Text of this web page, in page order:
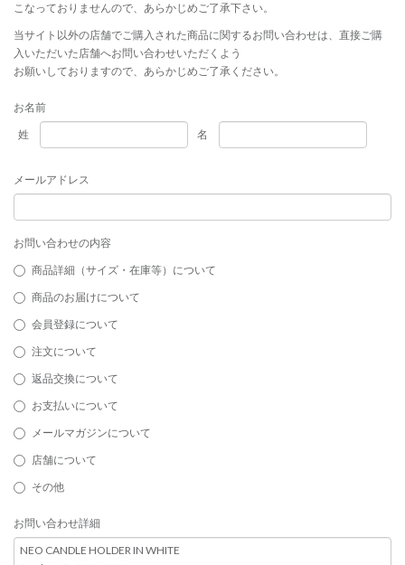
こなっておりませんので、あらかじめご了承下さい。
当サイト以外の店舗でご購入された商品に関するお問い合わせは、直接ご購
入いただいた店舗へお問い合わせいただくよう
お願いしておりますので、あらかじめご了承ください。
お名前
姓
名
メールアドレス
お問い合わせの内容
商品詳細（サイズ・在庫等）について
商品のお届けについて
会員登録について
注文について
返品交換について
お支払いについて
メールマガジンについて
店舗について
その他
お問い合わせ詳細